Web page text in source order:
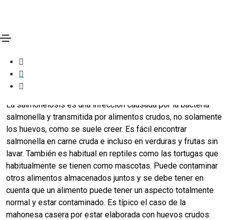
16/07/2014
Salud
ByLuis
La salmonelosis es una infección causada por la bacteria
salmonella y transmitida por alimentos crudos, no solamente
los huevos, como se suele creer. Es fácil encontrar
salmonella en carne cruda e incluso en verduras y frutas sin
lavar. También es habitual en reptiles como las tortugas que
habitualmente se tienen como mascotas. Puede contaminar
otros alimentos almacenados juntos y se debe tener en
cuenta que un alimento puede tener un aspecto totalmente
normal y estar contaminado. Es típico el caso de la
mahonesa casera por estar elaborada con huevos crudos.